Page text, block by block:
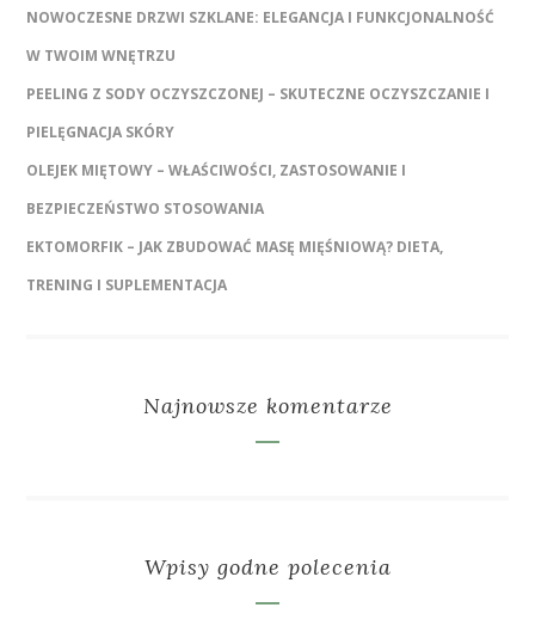
NOWOCZESNE DRZWI SZKLANE: ELEGANCJA I FUNKCJONALNOŚĆ
W TWOIM WNĘTRZU
PEELING Z SODY OCZYSZCZONEJ – SKUTECZNE OCZYSZCZANIE I
PIELĘGNACJA SKÓRY
OLEJEK MIĘTOWY – WŁAŚCIWOŚCI, ZASTOSOWANIE I
BEZPIECZEŃSTWO STOSOWANIA
EKTOMORFIK – JAK ZBUDOWAĆ MASĘ MIĘŚNIOWĄ? DIETA,
TRENING I SUPLEMENTACJA
Najnowsze komentarze
Wpisy godne polecenia